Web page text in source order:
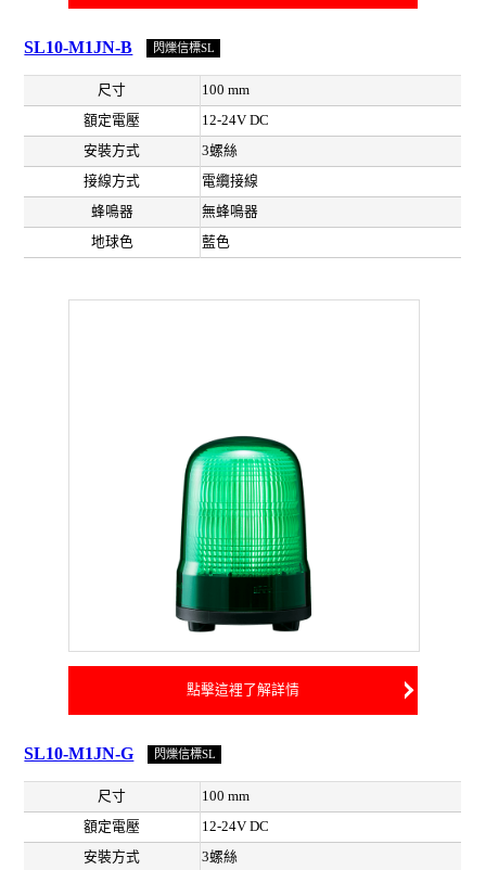
SL10-M1JN-B 閃爍信標SL
尺寸
100 mm
額定電壓
12-24V DC
安裝方式
3螺絲
接線方式
電纜接線
蜂鳴器
無蜂鳴器
地球色
藍色
點擊這裡了解詳情
SL10-M1JN-G 閃爍信標SL
尺寸
100 mm
額定電壓
12-24V DC
安裝方式
3螺絲